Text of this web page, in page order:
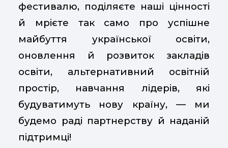
фестивалю, поділяєте наші цінності
й мрієте так само про успішне
майбуття української освіти,
оновлення й розвиток закладів
освіти, альтернативний освітній
простір, навчання лідерів, які
будуватимуть нову країну, — ми
будемо раді партнерству й наданій
підтримці!